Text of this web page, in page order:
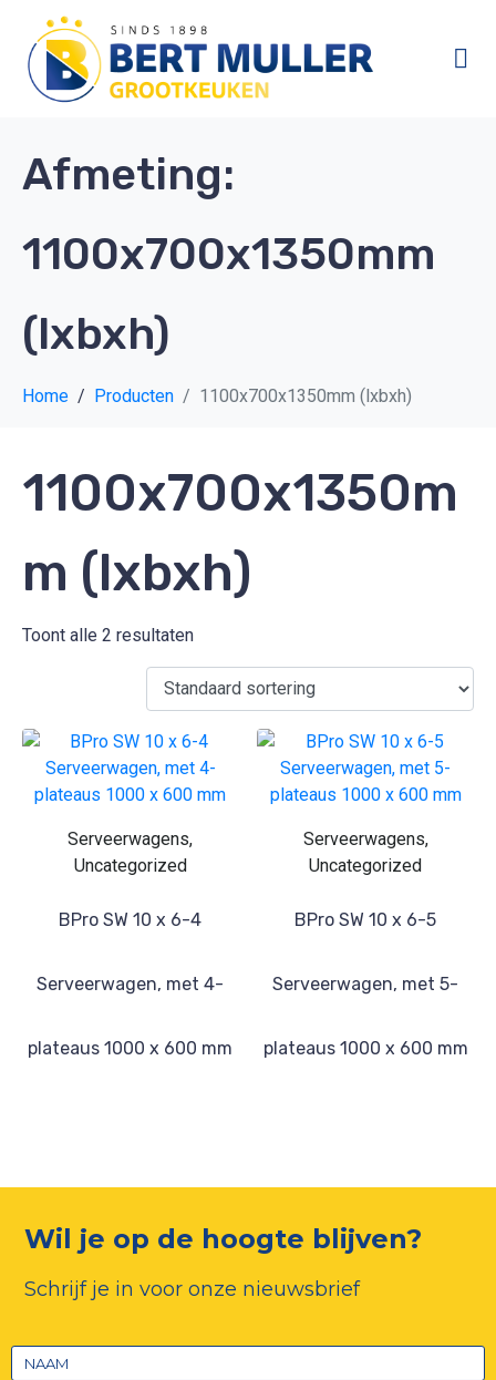
Afmeting:
1100x700x1350mm
(lxbxh)
Home Producten 1100x700x1350mm (lxbxh)
1100x700x1350m
m (lxbxh)
Toont alle 2 resultaten
Serveerwagens,
Uncategorized
BPro SW 10 x 6-4
Serveerwagen, met 4-
plateaus 1000 x 600 mm
Serveerwagens,
Uncategorized
BPro SW 10 x 6-5
Serveerwagen, met 5-
plateaus 1000 x 600 mm
Wil je op de hoogte blijven?
Schrijf je in voor onze nieuwsbrief